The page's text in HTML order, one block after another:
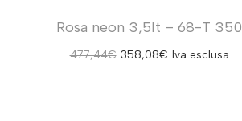
Rosa neon 3,5lt – 68-T 350
477,44€ 358,08€ Iva esclusa